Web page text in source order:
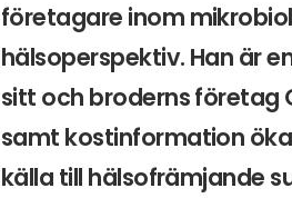
företagare inom
hälsoperspektiv. Han är
sitt och broderns företag
samt kostinformation
källa till hälsofrämjande